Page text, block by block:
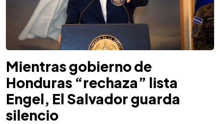
Mientras gobierno de
Honduras “rechaza” lista
Engel, El Salvador guarda
silencio